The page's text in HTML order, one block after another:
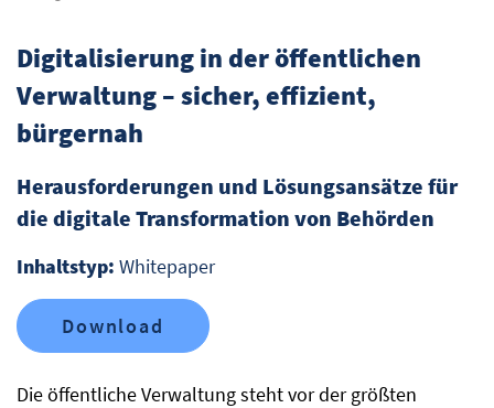
Die öffentliche Verwaltung steht vor der größten
Digitalisierung in der öffentlichen
Verwaltung – sicher, effizient,
bürgernah
Herausforderungen und Lösungsansätze für
die digitale Transformation von Behörden
Inhaltstyp: Whitepaper
Download